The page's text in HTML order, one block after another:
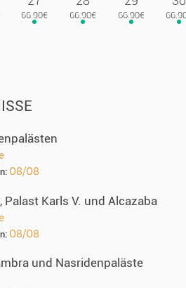
08/08
Palast Karls V. und Alcazaba
08/08
und Nasridenpaläste